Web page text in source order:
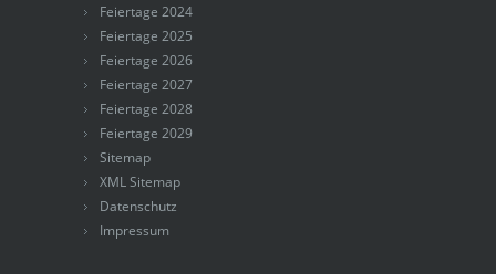
Feiertage 2024
Feiertage 2025
Feiertage 2026
Feiertage 2027
Feiertage 2028
Feiertage 2029
Sitemap
XML Sitemap
Datenschutz
Impressum